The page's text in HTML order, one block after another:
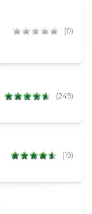
(0)
(249)
(19)